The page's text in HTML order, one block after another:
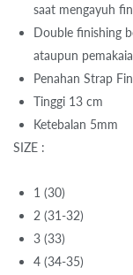
saat mengayuh
Double finishing
ataupun
Penahan Strap
Tinggi 13 cm
Ketebalan 5mm
SIZE :
1 (30)
2 (31-32)
3 (33)
4 (34-35)